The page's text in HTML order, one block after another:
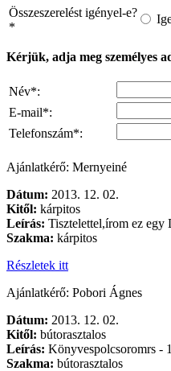
Összeszerelést igényel-e?
*
Kérjük, adja meg személyes
Név*:
E-mail*:
Telefonszám*:
Ajánlatkérő: Mernyeiné
Dátum: 2013. 12. 02.
Kitől: kárpitos
Leírás: Tisztelettel,írom ez egy
Szakma: kárpitos
Részletek itt
Ajánlatkérő: Pobori Ágnes
Dátum: 2013. 12. 02.
Kitől: bútorasztalos
Leírás: Könyvespolcsoromrs -
Szakma: bútorasztalos